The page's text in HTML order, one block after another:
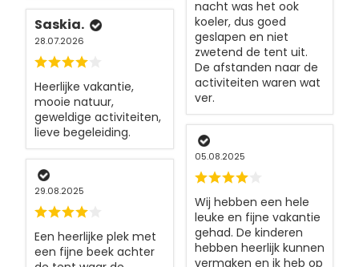
Saskia.
28.07.2026
Heerlijke vakantie,
mooie natuur,
geweldige activiteiten,
lieve begeleiding.
29.08.2025
Een heerlijke plek met
een fijne beek achter
nacht was het ook
koeler, dus goed
geslapen en niet
zwetend de tent uit.
De afstanden naar de
activiteiten waren wat
ver.
05.08.2025
Wij hebben een hele
leuke en fijne vakantie
gehad. De kinderen
hebben heerlijk kunnen
vermaken en ik heb op